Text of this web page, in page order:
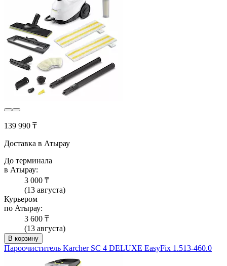
139 990 ₸
Доставка в Атырау
До терминала
в Атырау:
3 000 ₸
(13 августа)
Курьером
по Атырау:
3 600 ₸
(13 августа)
В корзину
Пароочиститель Karcher SC 4 DELUXE EasyFix 1.513-460.0